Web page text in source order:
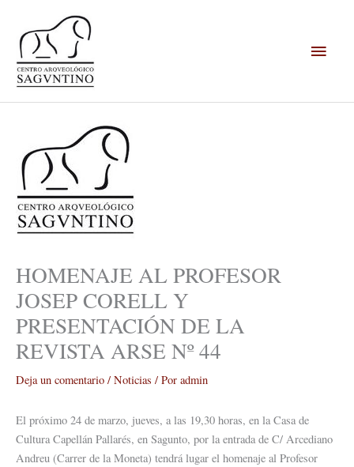
contenido
HOMENAJE AL PROFESOR
JOSEP CORELL Y
PRESENTACIÓN DE LA
REVISTA ARSE Nº 44
Deja un comentario / Noticias / Por admin
El próximo 24 de marzo, jueves, a las 19,30 horas, en la Casa de
Cultura Capellán Pallarés, en Sagunto, por la entrada de C/ Arcediano
Andreu (Carrer de la Moneta) tendrá lugar el homenaje al Profesor